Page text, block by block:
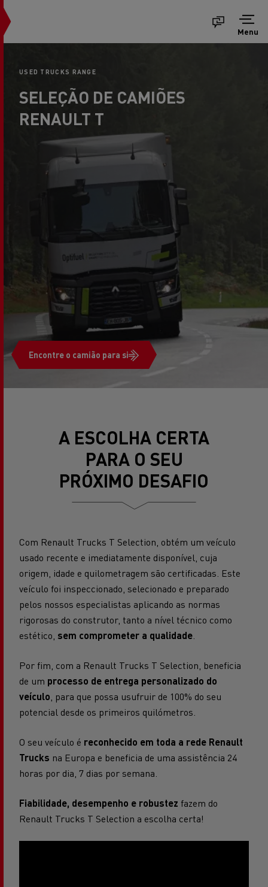
Menu
USED TRUCKS RANGE
Encontre o camião para si
SELEÇÃO DE CAMIÕES
RENAULT T
A ESCOLHA CERTA
PARA O SEU
PRÓXIMO DESAFIO
Com Renault Trucks T Selection, obtém um veículo
usado recente e imediatamente disponível, cuja
origem, idade e quilometragem são certificadas. Este
veículo foi inspeccionado, selecionado e preparado
pelos nossos especialistas aplicando as normas
rigorosas do construtor, tanto a nível técnico como
estético, sem comprometer a qualidade
Por fim, com a Renault Trucks T Selection, beneficia
de um processo de entrega personalizado do
veículo , para que possa usufruir de 100% do seu
potencial desde os primeiros quilómetros.
O seu veículo é reconhecido em toda a rede Renault
Trucks na Europa e beneficia de uma assistência 24
horas por dia, 7 dias por semana.
Fiabilidade, desempenho e robustez fazem do
Renault Trucks T Selection a escolha certa!